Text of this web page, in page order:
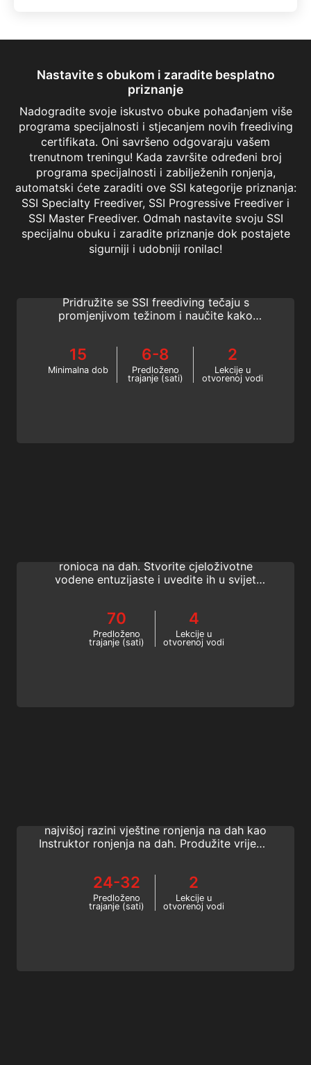
Nastavite s obukom i zaradite besplatno
priznanje
Nadogradite svoje iskustvo obuke pohađanjem više
programa specijalnosti i stjecanjem novih freediving
certifikata. Oni savršeno odgovaraju vašem
trenutnom treningu! Kada završite određeni broj
programa specijalnosti i zabilježenih ronjenja,
automatski ćete zaraditi ove SSI kategorije priznanja:
SSI Specialty Freediver, SSI Progressive Freediver i
SSI Master Freediver. Odmah nastavite svoju SSI
specijalnu obuku i zaradite priznanje dok postajete
sigurniji i udobniji ronilac!
Variable Weight
Pridružite se SSI freediving tečaju s
promjenjivom težinom i naučite kako
tamno plavetnilo, bez stresa. Naučite novi
način freediving ronjenja - počnite već
danas!
15
Minimalna dob
6-8
Predloženo
trajanje (sati)
2
Lekcije u
otvorenoj vodi
ronioca na dah. Stvorite cjeloživotne
vodene entuzijaste i uvedite ih u svijet
70
Predloženo
trajanje (sati)
4
Lekcije u
otvorenoj vodi
najvišoj razini vještine ronjenja na dah kao
Instruktor ronjenja na dah. Produžite vrijeme
dah i uživajte u raznim mogućnostima
zapošljavanja diljem svijeta.
24-32
Predloženo
trajanje (sati)
2
Lekcije u
otvorenoj vodi